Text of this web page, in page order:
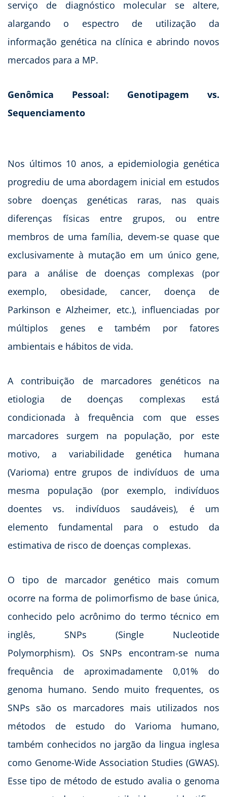
serviço de diagnóstico molecular se altere,
alargando o espectro de utilização da
informação genética na clínica e abrindo novos
mercados para a MP.
Genômica Pessoal: Genotipagem vs.
Sequenciamento
Nos últimos 10 anos, a epidemiologia genética
progrediu de uma abordagem inicial em estudos
sobre doenças genéticas raras, nas quais
diferenças físicas entre grupos, ou entre
membros de uma família, devem-se quase que
exclusivamente à mutação em um único gene,
para a análise de doenças complexas (por
exemplo, obesidade, cancer, doença de
Parkinson e Alzheimer, etc.), influenciadas por
múltiplos genes e também por fatores
ambientais e hábitos de vida.
A contribuição de marcadores genéticos na
etiologia de doenças complexas está
condicionada à frequência com que esses
marcadores surgem na população, por este
motivo, a variabilidade genética humana
(Varioma) entre grupos de indivíduos de uma
mesma população (por exemplo, indivíduos
doentes vs. indivíduos saudáveis), é um
elemento fundamental para o estudo da
estimativa de risco de doenças complexas.
O tipo de marcador genético mais comum
ocorre na forma de polimorfismo de base única,
conhecido pelo acrônimo do termo técnico em
inglês, SNPs (Single Nucleotide
Polymorphism). Os SNPs encontram-se numa
frequência de aproximadamente 0,01% do
genoma humano. Sendo muito frequentes, os
SNPs são os marcadores mais utilizados nos
métodos de estudo do Varioma humano,
também conhecidos no jargão da lingua inglesa
como Genome-Wide Association Studies (GWAS).
Esse tipo de método de estudo avalia o genoma